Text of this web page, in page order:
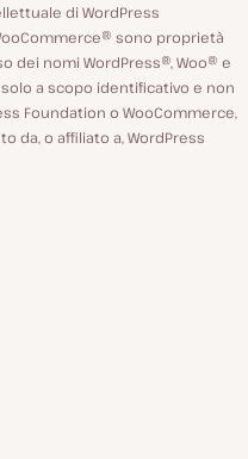
di WordPress
sono proprietà
dei nomi WordPress®, Woo® e
a scopo identificativo e non
Foundation o WooCommerce,
da, o affiliato a, WordPress